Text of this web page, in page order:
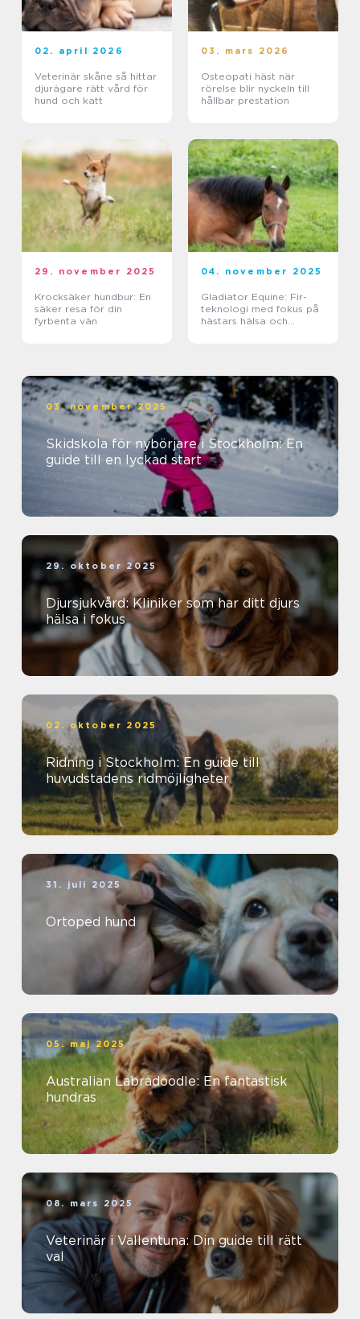
02. april 2026
Veterinär skåne så hittar
djurägare rätt vård för
hund och katt
03. mars 2026
Osteopati häst när
rörelse blir nyckeln till
hållbar prestation
29. november 2025
Krocksäker hundbur: En
säker resa för din
fyrbenta vän
04. november 2025
Gladiator Equine: Fir-
teknologi med fokus på
hästars hälsa och
03. november 2025
Skidskola för nybörjare i Stockholm: En
guide till en lyckad start
29. oktober 2025
Djursjukvård: Kliniker som har ditt djurs
hälsa i fokus
02. oktober 2025
Ridning i Stockholm: En guide till
huvudstadens ridmöjligheter
31. juli 2025
Ortoped hund
05. maj 2025
Australian Labradoodle: En fantastisk
hundras
08. mars 2025
Veterinär i Vallentuna: Din guide till rätt
val